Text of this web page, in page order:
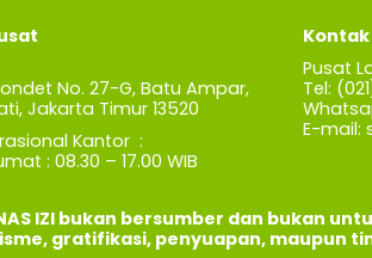
No. 27-G, Batu Ampar,
Jakarta Timur 13520
Kantor :
: 08.30 – 17.00 WIB
Kontak
Pusat
Tel:
E-mail:
IZI bukan bersumber dan bukan
gratifikasi, penyuapan, maupun